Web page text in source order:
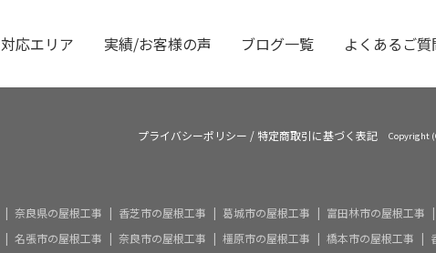
対応エリア 実績/お客様の声 ブログ一覧 よくあるご質
プライバシーポリシー /特定商取引に基づく表記 Copyright
奈良県の屋根工事 香芝市の屋根工事 葛城市の屋根工事 富田林市の屋根工事
名張市の屋根工事 奈良市の屋根工事 橿原市の屋根工事 橋本市の屋根工事